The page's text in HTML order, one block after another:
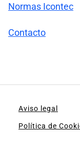
Normas Icontec
Contacto
Aviso legal
Política de